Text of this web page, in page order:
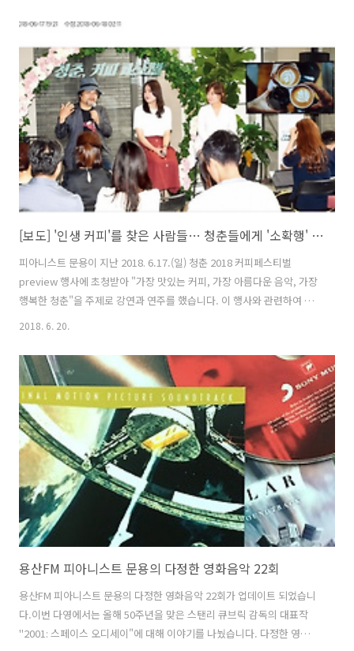
23회를 들어보시기 바랍니다.댓글과 좋아요는 커다란 힘이 됩니다 :) 팟
티: https://www.podty.me/episode/14229933팟빵:
http://www.podbbang.com/ch/7604?e=22638785
[보도] '인생 커피'를 찾은 사람들… 청춘들에게 '소확행' 향기를 뿌리다
피아니스트 문용이 지난 2018. 6.17.(일) 청춘 2018 커피페스티벌
preview 행사에 초청받아 "가장 맛있는 커피, 가장 아름다운 음악, 가장
행복한 청춘"을 주제로 강연과 연주를 했습니다. 이 행사와 관련하여 피
아니스트 문용에 대한 내용을 포함한 한국경제 보도가 있어 소개합니다.
리다 또한 피아니스트 문용에 관한 기사 일부를 아래에 발췌합니다. 주말
오후와 어울리는 음악 향연 하이라이트는 콘서트였다. 독학파 피아니스
트이자 바리스타인 문용 씨는 ‘낭만 2악장’ ‘착한 뱀파이어의 눈물’ 등 자
신의 2집 앨범에 수록된 곡을 들려줬다. 경쾌한 리듬의 신곡 ‘라 퀴진’도
공개했다. 그는 “20대에는 꿈만 좇거나 현실에 부딪치는..
2018. 6. 20.
용산FM 피아니스트 문용의 다정한 영화음악 22회
용산FM 피아니스트 문용의 다정한 영화음악 22회가 업데이트 되었습니
다.이번 다영에서는 올해 50주년을 맞은 스탠리 큐브릭 감독의 대표작
"2001: 스페이스 오디세이"에 대해 이야기를 나눴습니다. 다정한 영화음